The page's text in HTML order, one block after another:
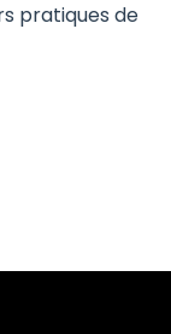
pratiques de